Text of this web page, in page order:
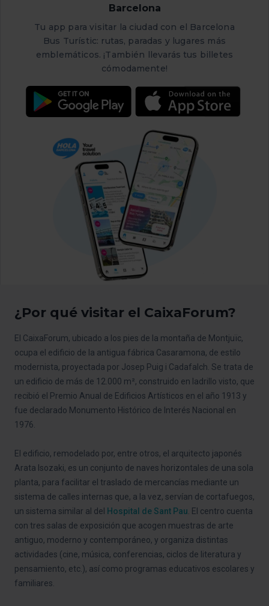
Barcelona
Tu app para visitar la ciudad con el Barcelona
Bus Turístic: rutas, paradas y lugares más
emblemáticos. ¡También llevarás tus billetes
cómodamente!
¿Por qué visitar el CaixaForum?
El CaixaForum, ubicado a los pies de la montaña de Montjuïc,
ocupa el edificio de la antigua fábrica Casaramona, de estilo
modernista, proyectada por Josep Puig i Cadafalch. Se trata de
un edificio de más de 12.000 m², construido en ladrillo visto, que
recibió el Premio Anual de Edificios Artísticos en el año 1913 y
fue declarado Monumento Histórico de Interés Nacional en
1976.
El edificio, remodelado por, entre otros, el arquitecto japonés
Arata Isozaki, es un conjunto de naves horizontales de una sola
planta, para facilitar el traslado de mercancías mediante un
sistema de calles internas que, a la vez, servían de cortafuegos,
un sistema similar al del
Hospital de Sant Pau . El centro cuenta
con tres salas de exposición que acogen muestras de arte
antiguo, moderno y contemporáneo, y organiza distintas
actividades (cine, música, conferencias, ciclos de literatura y
pensamiento, etc.), así como programas educativos escolares y
familiares.